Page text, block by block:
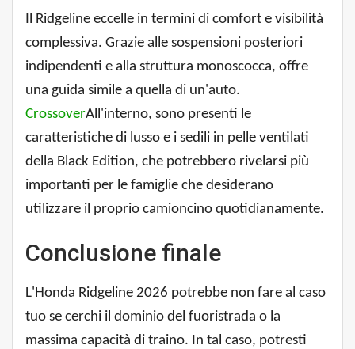
Il Ridgeline eccelle in termini di comfort e visibilità
complessiva. Grazie alle sospensioni posteriori
indipendenti e alla struttura monoscocca, offre
una guida simile a quella di un'auto.
CrossoverAll'interno, sono presenti le
caratteristiche di lusso e i sedili in pelle ventilati
della Black Edition, che potrebbero rivelarsi più
importanti per le famiglie che desiderano
utilizzare il proprio camioncino quotidianamente.
Conclusione finale
L'Honda Ridgeline 2026 potrebbe non fare al caso
tuo se cerchi il dominio del fuoristrada o la
massima capacità di traino. In tal caso, potresti